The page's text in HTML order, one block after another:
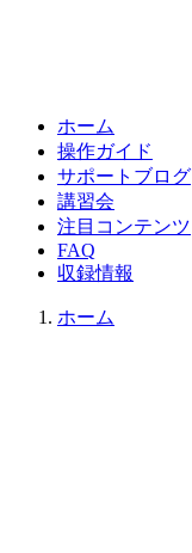
ホーム
操作ガイド
サポートブログ
講習会
注目コンテンツ
FAQ
収録情報
ホーム